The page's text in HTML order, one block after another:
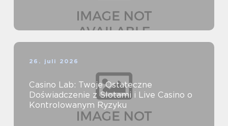
26. juli 2026
Casino Lab: Twoje Ostateczne
Doświadczenie z Slotami i Live Casino o
Kontrolowanym Ryzyku